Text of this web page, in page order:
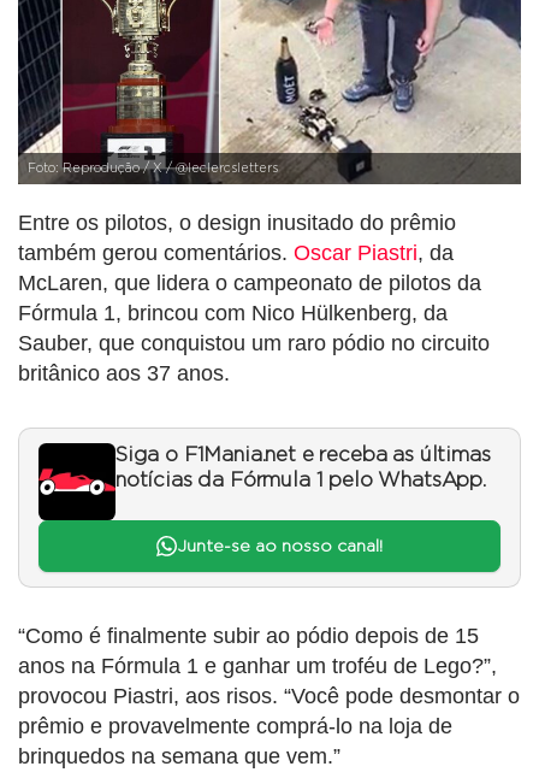
Foto: Reprodução / X / @leclercsletters
Entre os pilotos, o design inusitado do prêmio
também gerou comentários. Oscar Piastri, da
McLaren, que lidera o campeonato de pilotos da
Fórmula 1, brincou com Nico Hülkenberg, da
Sauber, que conquistou um raro pódio no circuito
britânico aos 37 anos.
Siga o F1Mania.net e receba as últimas
notícias da Fórmula 1 pelo WhatsApp.
Junte-se ao nosso canal!
“Como é finalmente subir ao pódio depois de 15
anos na Fórmula 1 e ganhar um troféu de Lego?”,
provocou Piastri, aos risos. “Você pode desmontar o
prêmio e provavelmente comprá-lo na loja de
brinquedos na semana que vem.”